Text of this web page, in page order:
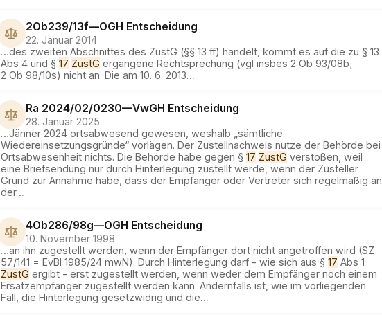
2Ob239/13f—OGH Entscheidung
22. Januar 2014
…des zweiten Abschnittes des ZustG (§§ 13 ff) handelt, kommt es auf die zu § 13
Abs 4 und § 17 ZustG ergangene Rechtsprechung (vgl insbes 2 Ob 93/08b;
2 Ob 98/10s) nicht an. Die am 10. 6. 2013…
Ra 2024/02/0230—VwGH Entscheidung
28. Januar 2025
…Jänner 2024 ortsabwesend gewesen, weshalb „sämtliche
Wiedereinsetzungsgründe“ vorlägen. Der Zustellnachweis nutze der Behörde bei
Ortsabwesenheit nichts. Die Behörde habe gegen § 17 ZustG verstoßen, weil
eine Briefsendung nur durch Hinterlegung zustellt werde, wenn der Zusteller
Grund zur Annahme habe, dass der Empfänger oder Vertreter sich regelmäßig an
der…
4Ob286/98g—OGH Entscheidung
10. November 1998
…an ihn zugestellt werden, wenn der Empfänger dort nicht angetroffen wird (SZ
57/141 = EvBl 1985/24 mwN). Durch Hinterlegung darf - wie sich aus § 17 Abs 1
ZustG ergibt - erst zugestellt werden, wenn weder dem Empfänger noch einem
Ersatzempfänger zugestellt werden kann. Andernfalls ist, wie im vorliegenden
Fall, die Hinterlegung gesetzwidrig und die…